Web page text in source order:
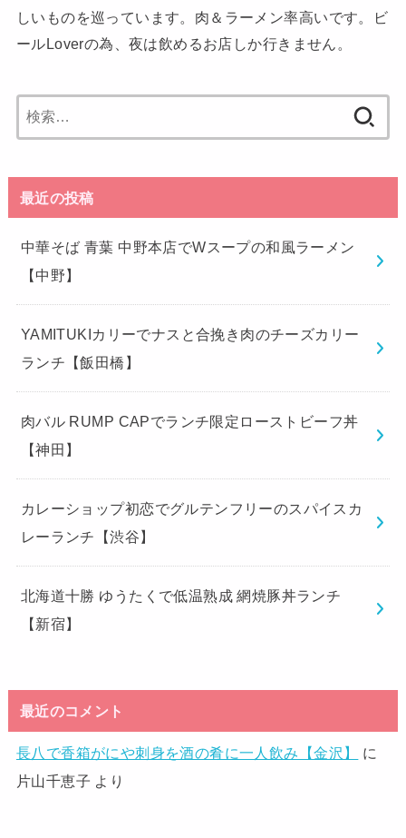
しいものを巡っています。肉＆ラーメン率高いです。ビ
ールLoverの為、夜は飲めるお店しか行きません。
索
最近の投稿
中華そば 青葉 中野本店でWスープの和風ラーメン
【中野】
YAMITUKIカリーでナスと合挽き肉のチーズカリー
ランチ【飯田橋】
肉バル RUMP CAPでランチ限定ローストビーフ丼
【神田】
カレーショップ初恋でグルテンフリーのスパイスカ
レーランチ【渋谷】
北海道十勝 ゆうたくで低温熟成 網焼豚丼ランチ
【新宿】
最近のコメント
長八で香箱がにや刺身を酒の肴に一人飲み【金沢】
に
片山千恵子 より